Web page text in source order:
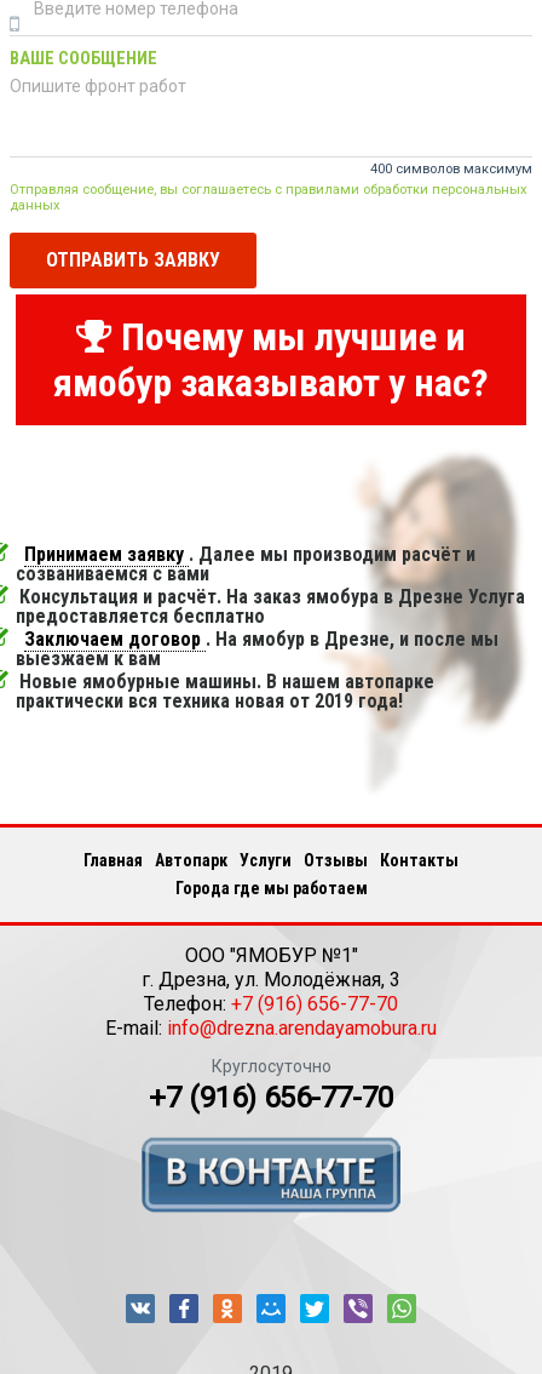
ВАШЕ СООБЩЕНИЕ
400 символов максимум
Отправляя сообщение, вы соглашаетесь с правилами обработки персональных
данных
ОТПРАВИТЬ ЗАЯВКУ
Почему мы лучшие и
ямобур заказывают у нас?
Принимаем заявку . Далее мы производим расчёт и
созваниваемся с вами
Консультация и расчёт. На заказ ямобура в Дрезне Услуга
предоставляется бесплатно
Заключаем договор . На ямобур в Дрезне, и после мы
выезжаем к вам
Новые ямобурные машины. В нашем автопарке
практически вся техника новая от 2019 года!
Главная Автопарк Услуги Отзывы
Контакты
Города где мы работаем
ООО "ЯМОБУР №1"
г. Дрезна, ул. Молодёжная, 3
Телефон: +7 (916) 656-77-70
E-mail: info@drezna.arendayamobura.ru
Круглосуточно
+7 (916) 656-77-70